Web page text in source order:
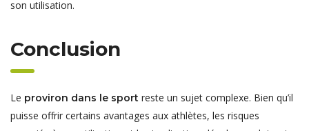
son utilisation.
Conclusion
Le proviron dans le sport reste un sujet complexe. Bien qu’il
puisse offrir certains avantages aux athlètes, les risques